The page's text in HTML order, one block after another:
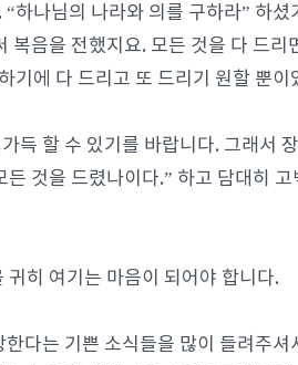
하나님의 나라와 의를 구하라” 하셨
음을 전했지요. 모든 것을 다 드리
기에 다 드리고 또 드리기 원할 뿐이
득 할 수 있기를 바랍니다. 그래서
것을 드렸나이다.” 하고 담대히
히 여기는 마음이 되어야 합니다.
다는 기쁜 소식들을 많이 들려주셔